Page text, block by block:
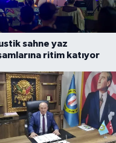
sahne yaz
ritim katıyor